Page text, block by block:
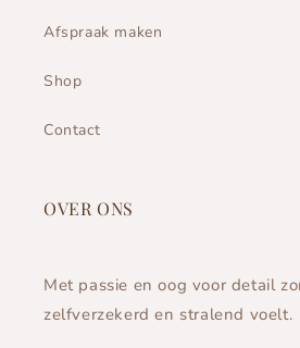
Afspraak maken
Shop
Contact
OVER ONS
Met passie en oog voor detail
zelfverzekerd en stralend voelt.